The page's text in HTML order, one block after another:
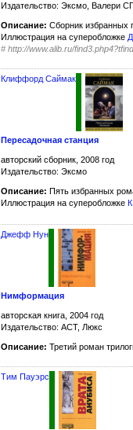
Издательство: Эксмо, Валери
Описание: Сборник избранных
Иллюстрация на суперобложке
#http://www.alib.ru/
Клиффорд Саймак
Пересадочная станция
авторский сборник, 2008 год
Издательство: Эксмо
Описание: Пять избранных
Иллюстрация на суперобложке
Джефф Нун
Нимформация
авторская книга, 2004 год
Издательство: АСТ, Люкс
Описание: Третий роман
Тим Пауэрс